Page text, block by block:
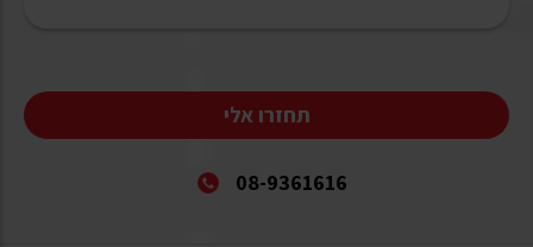
תחזרו אלי
08-9361616